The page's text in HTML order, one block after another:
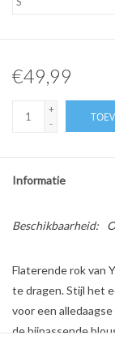
€49,99
+
-
Informatie
Beschikbaarheid:
Flaterende rok van
te dragen. Stijl het
voor een
de bijpassende